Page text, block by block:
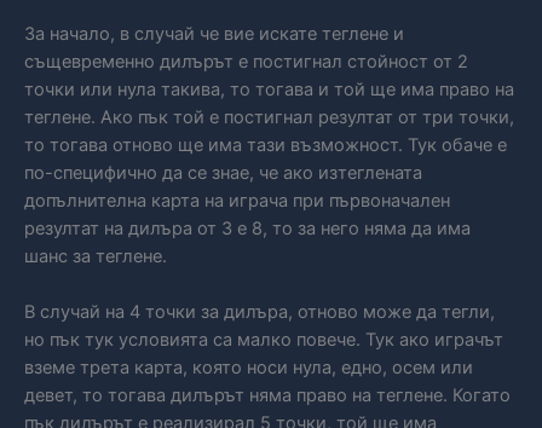
За начало, в случай че вие искате теглене и
същевременно дилърът е постигнал стойност от 2
точки или нула такива, то тогава и той ще има право на
теглене. Ако пък той е постигнал резултат от три точки,
то тогава отново ще има тази възможност. Тук обаче е
по-специфично да се знае, че ако изтеглената
допълнителна карта на играча при първоначален
резултат на дилъра от 3 е 8, то за него няма да има
шанс за теглене.
В случай на 4 точки за дилъра, отново може да тегли,
но пък тук условията са малко повече. Тук ако играчът
вземе трета карта, която носи нула, едно, осем или
девет, то тогава дилърът няма право на теглене. Когато
пък дилърът е реализирал 5 точки, той ще има